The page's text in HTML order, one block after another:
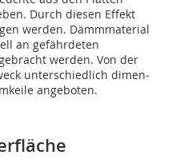
Durch diesen Effekt
werden. Dämmmaterial
an gefährdeten
werden. Von der
unterschiedlich dimen­
ange­boten.